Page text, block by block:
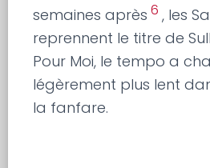
semaines après 6 , les
reprennent le titre de
Pour Moi, le tempo a
légèrement plus lent
la fanfare.